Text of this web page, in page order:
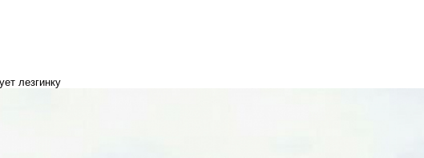
лезгинку